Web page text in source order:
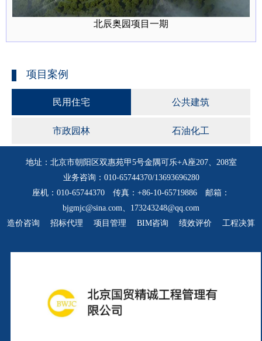
北辰奥园项目一期
项目案例
民用住宅 公共建筑
市政园林 石油化工
地址：北京市朝阳区双惠苑甲5号金隅可乐+A座207、208室
业务咨询：010-65744370/13693696280
座机：010-65744370 传真：+86-10-65719886 邮箱：
bjgmjc@sina.com、173243248@qq.com
造价咨询
招标代理 项目管理 BIM咨询 绩效评价 工程决算